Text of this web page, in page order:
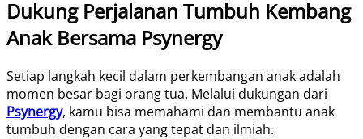
Dukung Perjalanan Tumbuh Kembang
Anak Bersama Psynergy
Setiap langkah kecil dalam perkembangan anak adalah
momen besar bagi orang tua. Melalui dukungan dari
Psynergy, kamu bisa memahami dan membantu anak
tumbuh dengan cara yang tepat dan ilmiah.